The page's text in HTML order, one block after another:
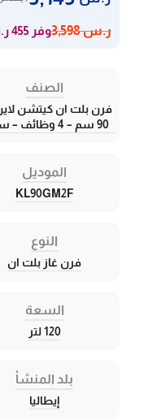
ر.س3,598 وفر 455 ر.س
الصنف
فرن بلت ان كيتشن
90 سم – 4 وظائف – ستيل
الموديل
KL90GM2F
النوع
فرن غاز بلت ان
السعة
120 لتر
بلد المنشأ
إيطاليا